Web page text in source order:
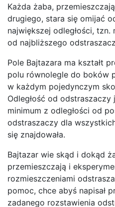
Każda żaba,
drugiego, stara się omijać
największej odległości, tzn.
od najbliższego
Pole Bajtazara ma kształt
polu równolegle do boków
w każdym pojedynczym
Odległość od
minimum z odległości od
odstraszaczy dla
się znajdowała.
Bajtazar wie skąd i dokąd
przemieszczają i
rozmieszczeniami
pomoc, chce abyś napisał
zadanego rozstawienia